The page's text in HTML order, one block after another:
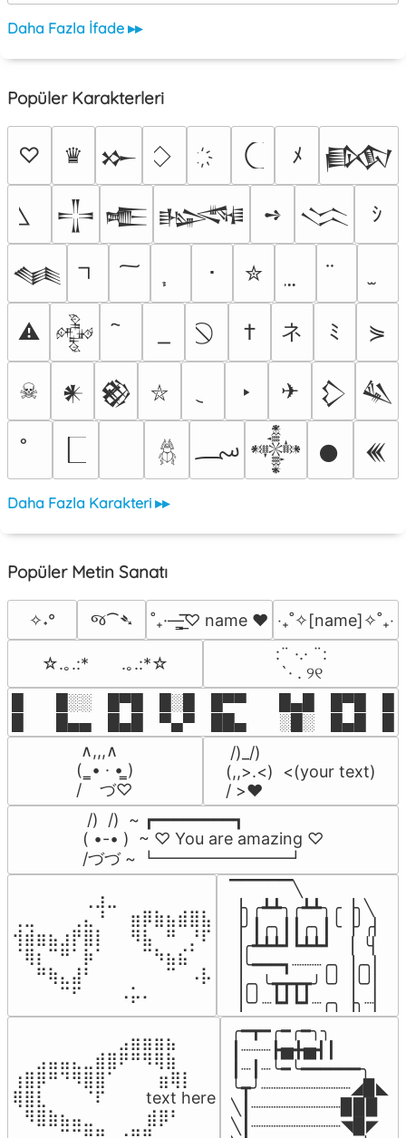
Daha Fazla İfade ▸▸
Popüler Karakterleri
♡ ♛ 𒁍 ﾒ 𒁃
𒋲 𒍫 𒈙 ➺ 𒈱 ｼ
𒈝 ･ ✮
⚠ 𒅒 † ネ ﾐ ⋟
☠ 𒀭 𒆙 ⛥ ‣ ✈ 𒁷 𒈑
𓆣 ؄ 𒀱 𒊹 𒌍
Daha Fazla Karakteri ▸▸
Popüler Metin Sanatı
✧˖° જ⁀➴ ˚₊·—̳͟͞͞♡ name ♥️ ‎‧₊˚✧[name]✧˚₊‧
☆.｡.:*　　.｡.:*☆
⠀:¨ ·.· ¨:⠀
⠀ `· . ୨୧⠀
█  █░░ █▀█ █░█ █▀▀  █▄█ █▀█
█  █▄▄ █▄█ ▀▄▀ ██▄  ░█░ █▄█
∧,,,∧
(  ̳• · • ̳)
/    づ♡
/)_/)
(,,>.<)  <(your text)
/ >❤️
/)  /)  ~ ┏━━━━━━━━┓
( •-• )  ~ ♡ You are amazing ♡
/づづ ~ ┗━━━━━━━━┛
⠀⠀⠀⠀⠀⠀⢀⣰⣀⠀⠀⠀⠀⠀⠀⠀⠀
⢀⣀⠀⠀⠀⢀⣄⠘⠀⠀⣶⡿⣷⣦⣾⣿⣧
⢺⣾⣶⣦⣰⡟⣿⡇⠀⠀⠻⣧⠀⠛⠀⡘⠏
⠈⢿⡆⠉⠛⠁⡷⠁⠀⠀⠀⠉⠳⣦⣮⠁⠀
⠀⠀⠛⢷⣄⣼⠃⠀⠀⠀⠀⠀⠀⠉⠀⠠⡧
⠀⠀⠀⠀⠉⠋⠀⠀⠀⠠⡥⠄⠀⠀⠀⠀⠀
▔▔▔▔▔╲
▕╮╭┻┻╮╭┻┻╮╭▕╮╲
▕╯┃╭╮┃┃╭╮┃╰▕╯╭▏
▕╭┻┻┻┛┗┻┻┛  ▕  ╰▏
▕╰━━━┓┈┈┈╭╮▕╭╮▏
▕╭╮╰┳┳┳┳╯╰╯▕╰╯▏
▕╰╯┈┗┛┗┛┈╭╮▕╮┈▏
⠀⠀⠀⠀⠀⠀⠀⠀⠀⣠⣶⣶⣶⣦⠀⠀
⠀⠀⣠⣤⣤⣄⣀⣾⣿⠟⠛⠻⢿⣷⠀
⢰⣿⡿⠛⠙⠻⣿⣿⠁⠀⠀ ⠀⣶⢿⡇
⢿⣿⣇⠀⠀⠀⠈⠏⠀⠀⠀ text here
⠀⠻⣿⣷⣦⣤⣀⠀⠀⠀ ⠀⣾⡿⠃⠀
╭━┳━╭━╭━╮╮
┃┈┈┈┣▅╋▅┫┃
┃┈┃┈╰━╰━━━━━━╮
╰┳╯┈┈┈┈┈┈┈┈┈◢▉◣
╲┃┈┈┈┈┈┈┈┈┈▉▉▉
╲┃┈┈┈┈┈┈┈┈┈◥▉◤